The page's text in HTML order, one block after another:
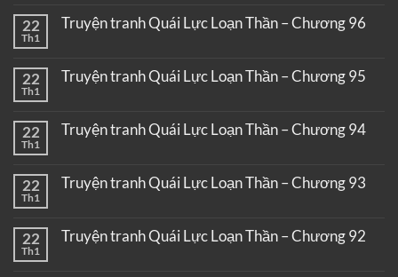
22
Th1
Truyện tranh Quái Lực Loạn Thần – Chương 96
22
Th1
Truyện tranh Quái Lực Loạn Thần – Chương 95
22
Th1
Truyện tranh Quái Lực Loạn Thần – Chương 94
22
Th1
Truyện tranh Quái Lực Loạn Thần – Chương 93
22
Th1
Truyện tranh Quái Lực Loạn Thần – Chương 92